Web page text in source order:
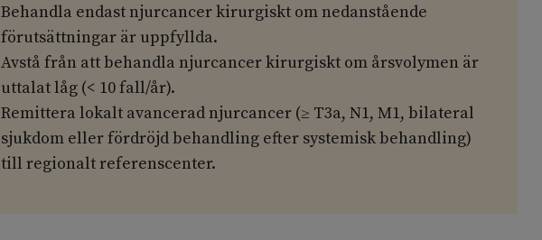
Behandla endast njurcancer kirurgiskt om nedanstående
förutsättningar är uppfyllda.
Avstå från att behandla njurcancer kirurgiskt om årsvolymen är
uttalat låg (< 10 fall/år).
Remittera lokalt avancerad njurcancer (≥ T3a, N1, M1, bilateral
sjukdom eller fördröjd behandling efter systemisk behandling)
till regionalt referenscenter.